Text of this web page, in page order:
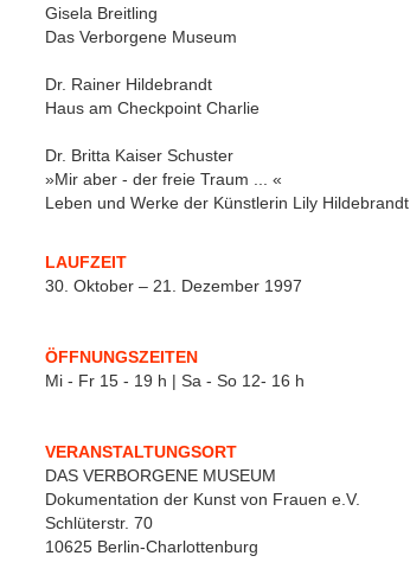
Gisela Breitling
Das Verborgene Museum
Dr. Rainer Hildebrandt
Haus am Checkpoint Charlie
Dr. Britta Kaiser Schuster
»Mir aber - der freie Traum ... «
Leben und Werke der Künstlerin Lily Hildebrandt
LAUFZEIT
30. Oktober – 21. Dezember 1997
ÖFFNUNGSZEITEN
Mi - Fr 15 - 19 h | Sa - So 12- 16 h
VERANSTALTUNGSORT
DAS VERBORGENE MUSEUM
Dokumentation der Kunst von Frauen e.V.
Schlüterstr. 70
10625 Berlin-Charlottenburg